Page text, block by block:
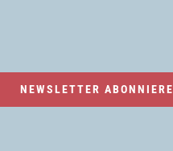
NEWSLETTER